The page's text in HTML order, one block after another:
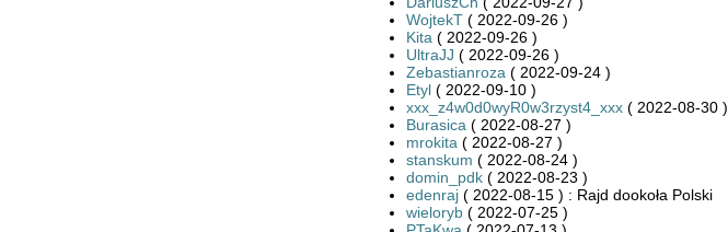
WojtekT( 2022-09-26 )
Kita ( 2022-09-26 )
UltraJJ ( 2022-09-26 )
Zebastianroza ( 2022-09-24 )
Etyl( 2022-09-10 )
xxx_z4w0d0wyR0w3rzyst4_xxx( 2022-08-30 )
Burasica ( 2022-08-27 )
mrokita ( 2022-08-27 )
stanskum ( 2022-08-24 )
domin_pdk( 2022-08-23 )
edenraj( 2022-08-15 ) : Rajd dookoła Polski
wieloryb( 2022-07-25 )